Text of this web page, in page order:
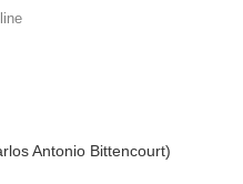
Antonio Bittencourt)